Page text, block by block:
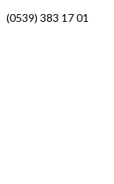
(0539) 383 17 01